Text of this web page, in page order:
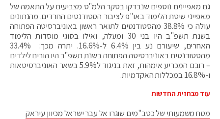
גם מאפיינים נוספים שנבדקו בסקר הלמ"ס מצביעים על התאמה של
מאפייני שיטת הלימוד באו"פ לציבור הסטודנטים החרדים. מהנתונים
עולה כי 38.8% מהסטודנטים לתואר ראשון באוניברסיטה הפתוחה
בשנת תשפ"ב היו בני 30 ומעלה, ואילו בסוגי מוסדות הלימוד
האחרים, שיעורם נע בין 6.4% ל-16.6%. יתרה מכך: 33.4%
מהסטודנטים באוניברסיטה הפתוחה בשנת תשפ"ב היו הורים לילדים
– רובם המכריע אימהות, זאת בניגוד ל5.9% בשאר האוניברסיטאות
ו-16.8% במכללות האקדמיות.
עוד מבחזית החדשות
מטח משמעותי של כטב"מים שוגרו אל עבר ישראל מכיוון עיראק